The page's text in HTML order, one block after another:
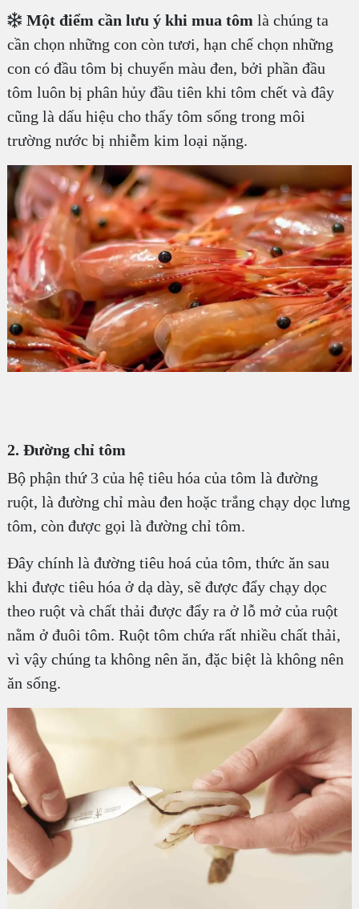
Một điểm cần lưu ý khi mua tôm là chúng ta
cần chọn những con còn tươi, hạn chế chọn những
con có đầu tôm bị chuyển màu đen, bởi phần đầu
tôm luôn bị phân hủy đầu tiên khi tôm chết và đây
cũng là dấu hiệu cho thấy tôm sống trong môi
trường nước bị nhiễm kim loại nặng.
2. Đường chỉ tôm
Bộ phận thứ 3 của hệ tiêu hóa của tôm là đường
ruột, là đường chỉ màu đen hoặc trắng chạy dọc lưng
tôm, còn được gọi là đường chỉ tôm.
Đây chính là đường tiêu hoá của tôm, thức ăn sau
khi được tiêu hóa ở dạ dày, sẽ được đẩy chạy dọc
theo ruột và chất thải được đẩy ra ở lỗ mở của ruột
nằm ở đuôi tôm. Ruột tôm chứa rất nhiều chất thải,
vì vậy chúng ta không nên ăn, đặc biệt là không nên
ăn sống.